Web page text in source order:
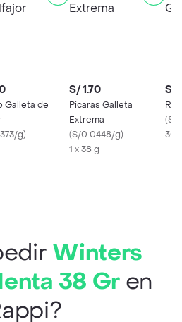
Galleta de
g)
S/ 1.70
Picaras Galleta
Extrema
(S/0.0448/g)
1 x 38 g
S/
(S/
30
Winters
38 Gren